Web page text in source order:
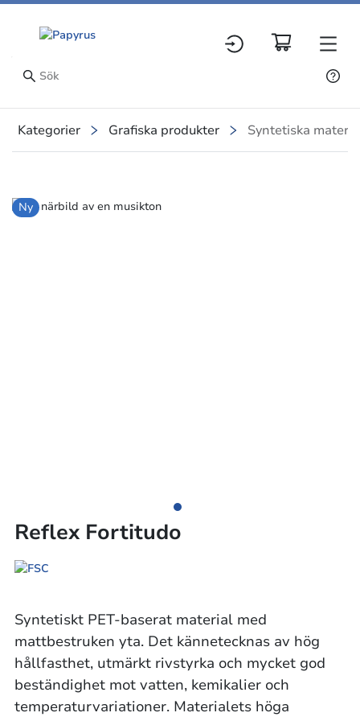
Kategorier Grafiska produkter Syntetiska
Ny
Slide 1 of 1
Reflex Fortitudo
Syntetiskt PET-baserat material med
mattbestruken yta. Det kännetecknas av hög
hållfasthet, utmärkt rivstyrka och mycket god
beständighet mot vatten, kemikalier och
temperaturvariationer. Materialets höga